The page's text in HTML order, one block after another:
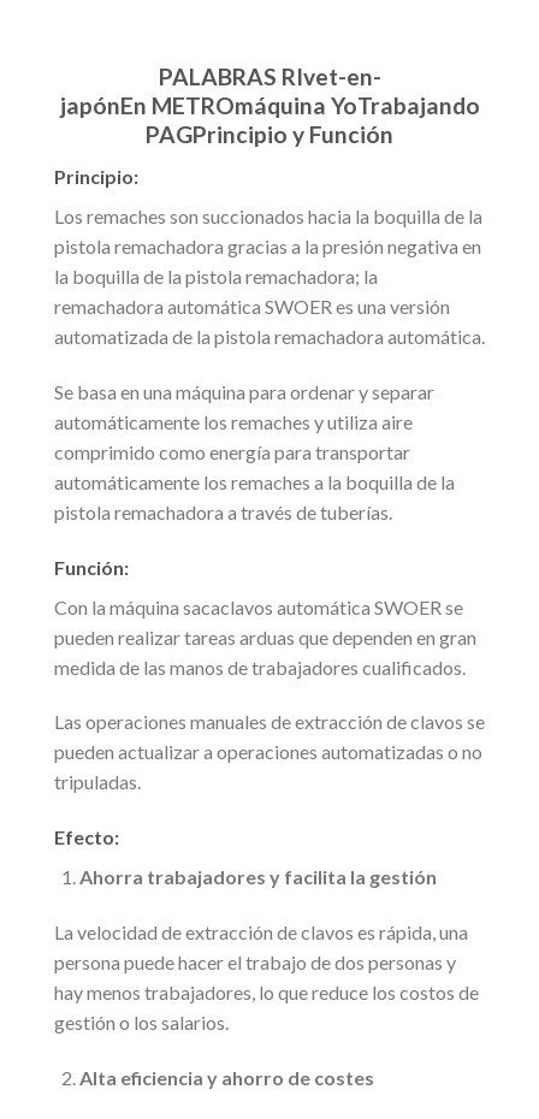
PALABRAS RIvet-en-
japónEn METROmáquina YoTrabajando
PAGPrincipio y Función
Principio:
Los remaches son succionados hacia la boquilla de la
pistola remachadora gracias a la presión negativa en
la boquilla de la pistola remachadora; la
remachadora automática SWOER es una versión
automatizada de la pistola remachadora automática.
Se basa en una máquina para ordenar y separar
automáticamente los remaches y utiliza aire
comprimido como energía para transportar
automáticamente los remaches a la boquilla de la
pistola remachadora a través de tuberías.
Función:
Con la máquina sacaclavos automática SWOER se
pueden realizar tareas arduas que dependen en gran
medida de las manos de trabajadores cualificados.
Las operaciones manuales de extracción de clavos se
pueden actualizar a operaciones automatizadas o no
tripuladas.
Efecto:
Ahorra trabajadores y facilita la gestión
La velocidad de extracción de clavos es rápida, una
persona puede hacer el trabajo de dos personas y
hay menos trabajadores, lo que reduce los costos de
gestión o los salarios.
Alta eficiencia y ahorro de costes